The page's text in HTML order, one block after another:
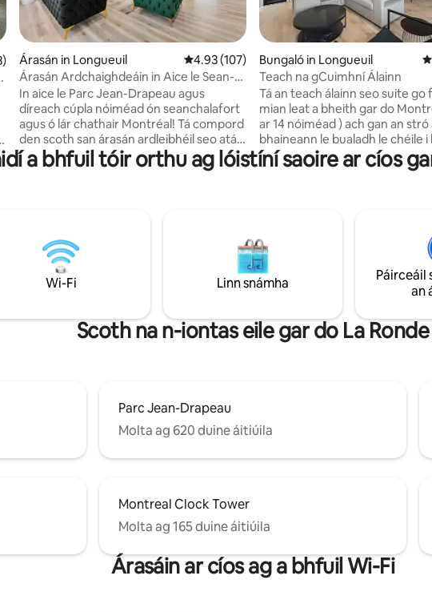
as 5, 243 léirmheas
Árasán in Longueuil Meánrátáil 4.93 as 5, 107 léirmheas
4.93 (107)
Árasán Ardchaighdeáin in Aice le Sean-
Mhontreal. Páirceáil SAOR IN AISCE.
In aice le Parc Jean-Drapeau agus
díreach cúpla nóiméad ón seanchalafort
agus ó lár chathair Montréal! Tá compord
den scoth san árasán ardleibhéil seo atá
athchóirithe go hiomlán, le troscán
dearthóra, fearais den scoth, agus rudaí
seónna dinnéir is fearr in Montréal.
Tearmann galánta uasscála in aice leis na
nithe is díol spéise is fearr sa chathair!
Grand Prix F1 Montréal, Sean-Mhontreal,
Fearr. MTL
Bungaló in Longueuil
Teach na gCuimhní Álainn
Tá an teach álainn seo suite go
mian leat a bheith gar do
ar 14 nóiméad ) ach gan an stró
bhaineann le bualadh le chéile i
bhaile. Tá an réadmhaoin seo
do lánúineacha, do theaghlaigh
agat. Ina theannta sin, tá an
seomra sna tithe tábhairne foirfe
cuimhní cinn dodhearmadta a
do theaghlach nó le cairde. Tar
cruthaigh cuimhní cinn sona!
a bhfuil tóir orthu ag lóistíní saoire ar cíos
Wi-Fi Linn snámha
Páirceáil
an
Scoth na n-iontas eile gar do La Ronde
Parc Jean-Drapeau
Molta ag 620 duine áitiúila
Montreal Clock Tower
Molta ag 165 duine áitiúila
Árasáin ar cíos ag a bhfuil Wi-Fi